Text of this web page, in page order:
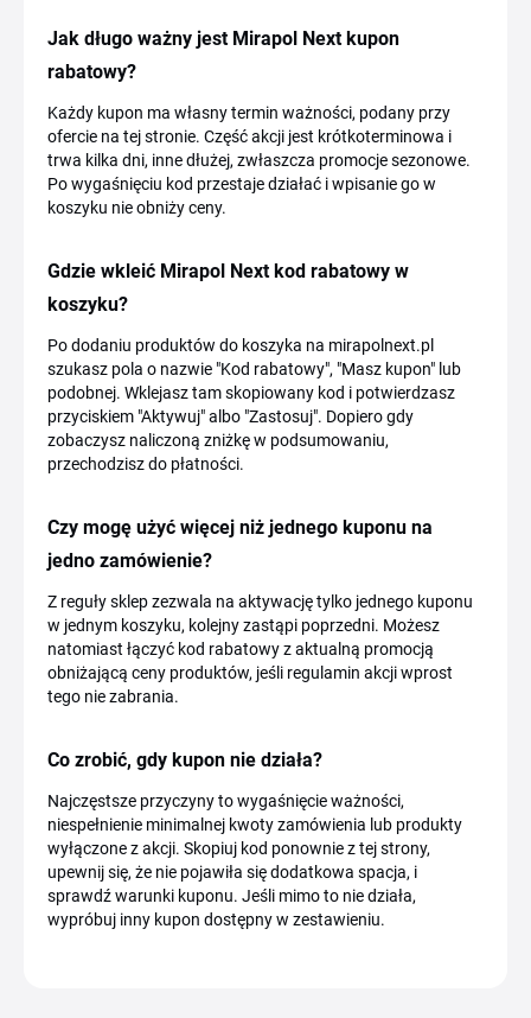
Jak długo ważny jest Mirapol Next kupon
rabatowy?
Każdy kupon ma własny termin ważności, podany przy
ofercie na tej stronie. Część akcji jest krótkoterminowa i
trwa kilka dni, inne dłużej, zwłaszcza promocje sezonowe.
Po wygaśnięciu kod przestaje działać i wpisanie go w
koszyku nie obniży ceny.
Gdzie wkleić Mirapol Next kod rabatowy w
koszyku?
Po dodaniu produktów do koszyka na mirapolnext.pl
szukasz pola o nazwie "Kod rabatowy", "Masz kupon" lub
podobnej. Wklejasz tam skopiowany kod i potwierdzasz
przyciskiem "Aktywuj" albo "Zastosuj". Dopiero gdy
zobaczysz naliczoną zniżkę w podsumowaniu,
przechodzisz do płatności.
Czy mogę użyć więcej niż jednego kuponu na
jedno zamówienie?
Z reguły sklep zezwala na aktywację tylko jednego kuponu
w jednym koszyku, kolejny zastąpi poprzedni. Możesz
natomiast łączyć kod rabatowy z aktualną promocją
obniżającą ceny produktów, jeśli regulamin akcji wprost
tego nie zabrania.
Co zrobić, gdy kupon nie działa?
Najczęstsze przyczyny to wygaśnięcie ważności,
niespełnienie minimalnej kwoty zamówienia lub produkty
wyłączone z akcji. Skopiuj kod ponownie z tej strony,
upewnij się, że nie pojawiła się dodatkowa spacja, i
sprawdź warunki kuponu. Jeśli mimo to nie działa,
wypróbuj inny kupon dostępny w zestawieniu.